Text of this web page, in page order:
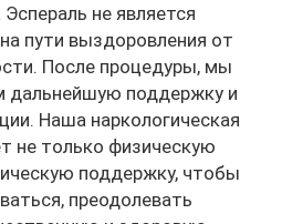
не является
пути выздоровления от
После процедуры, мы
дальнейшую поддержку и
Наша наркологическая
не только физическую
поддержку, чтобы
преодолевать